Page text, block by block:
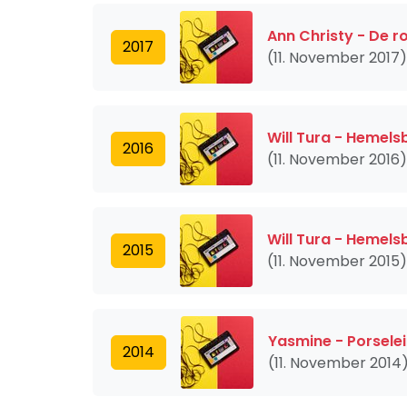
2017
Ann Christy - De
(11. November 2017)
2016
Will Tura -
(11. November 2016)
2015
Will Tura -
(11. November 2015)
2014
Yasmine -
(11. November 2014)